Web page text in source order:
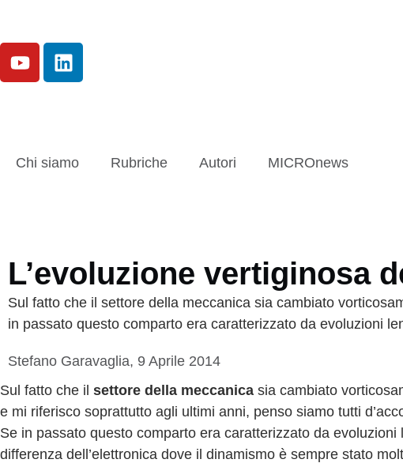
Chi siamo Rubriche Autori MICROnews
L’evoluzione vertiginosa
Sul fatto che il settore della meccanica sia cambiato
in passato questo comparto era caratterizzato da evoluzioni
Stefano Garavaglia, 9 Aprile 2014
Sul fatto che il settore della meccanica sia cambiato
e mi riferisco soprattutto agli ultimi anni, penso siamo tutti
Se in passato questo comparto era caratterizzato da evoluzioni
differenza dell’elettronica dove il dinamismo è sempre stato